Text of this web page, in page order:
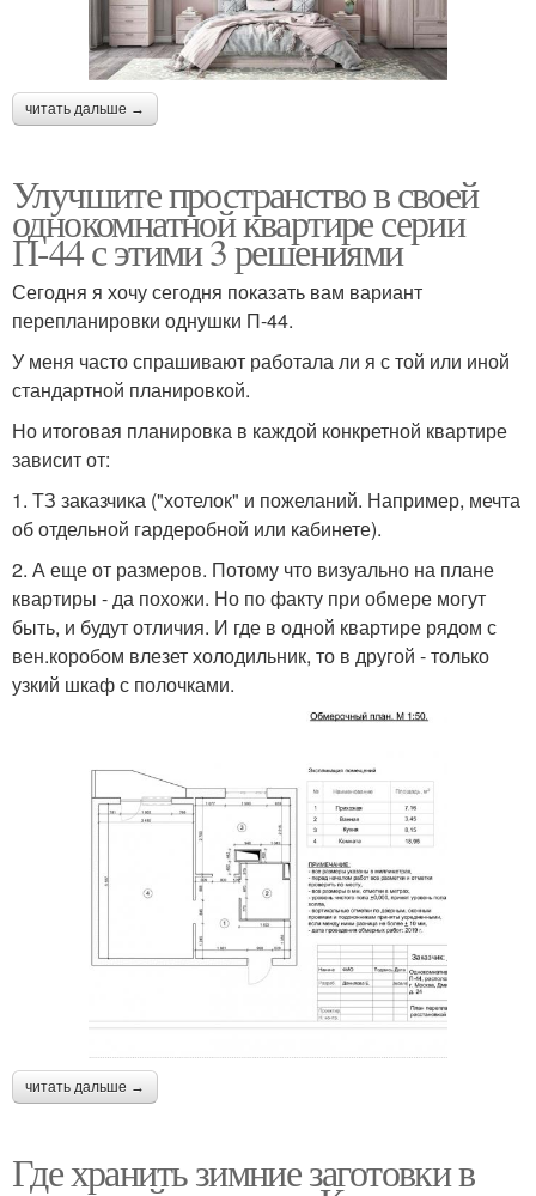
читать дальше →
Улучшите пространство в своей
однокомнатной квартире серии
П-44 с этими 3 решениями
Сегодня я хочу сегодня показать вам вариант
перепланировки однушки П-44.
У меня часто спрашивают работала ли я с той или иной
стандартной планировкой.
Но итоговая планировка в каждой конкретной квартире
зависит от:
1. ТЗ заказчика ("хотелок" и пожеланий. Например, мечта
об отдельной гардеробной или кабинете).
2. А еще от размеров. Потому что визуально на плане
квартиры - да похожи. Но по факту при обмере могут
быть, и будут отличия. И где в одной квартире рядом с
вен.коробом влезет холодильник, то в другой - только
узкий шкаф с полочками.
читать дальше →
Где хранить зимние заготовки в